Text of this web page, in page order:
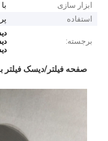
ابزار سازی
استفاده
برجسته:
صفحه فیلتر/دیسک فیلتر